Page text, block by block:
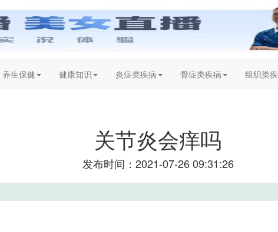
养生保健 健康知识 炎症类疾病 骨症类疾病 组织类
关节炎会痒吗
发布时间：2021-07-26 09:31:26